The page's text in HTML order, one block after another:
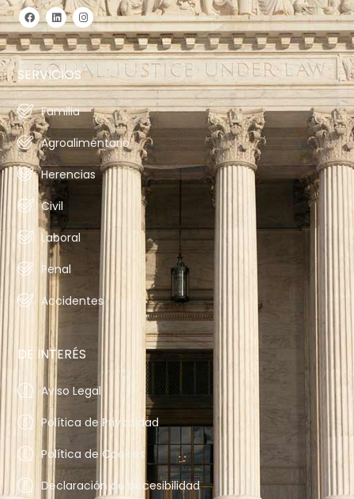
SERVICIOS
Familia
Agroalimentario
Herencias
Civil
Laboral
Penal
Accidentes
DE INTERÉS
Aviso Legal
Política de Privacidad
Política de Cookies
Declaración de accesibilidad